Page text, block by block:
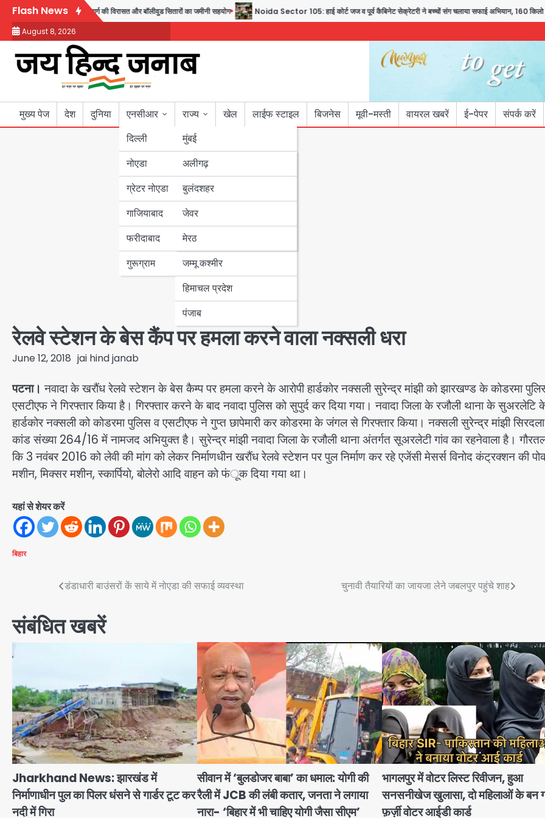
Skip
content
Flash News
220 तैयार; जुबीन गर्ग की विरासत और बॉलीवुड सितारों का जमीनी सहयोग Noida Sector 105: हाई कोर्ट जज व पूर्व कैबिनेट सेक्रेटरी ने बच्चों संग चलाया सफाई अभियान, 160 किलो कूड़ा
August 8, 2026
मुख्य पेज देश दुनिया
एनसीआर
दिल्ली
नोएडा
ग्रेटर नोएडा
गाजियाबाद
फरीदाबाद
गुरूग्राम
राज्य
मुंबई
उत्तर प्रदेश
अलीगढ़
बुलंदशहर
जेवर
मेरठ
बिहार
पंजाब
हरियाणा
जम्मू कश्मीर
हिमाचल प्रदेश
पंजाब
खेल लाईफ स्टाइल बिजनेस मूवी-मस्ती वायरल खबरें ई-पेपर संपर्क करें
रेलवे स्टेशन के बेस कैंप पर हमला करने वाला नक्सली धरा
June 12, 2018 jai hind janab
पटना। नवादा के खरौंध रेलवे स्टेशन के बेस कैम्प पर हमला करने के आरोपी हार्डकोर नक्सली सुरेन्द्र मांझी को झारखण्ड के कोडरमा
एसटीएफ ने गिरफ्तार किया है। गिरफ्तार करने के बाद नवादा पुलिस को सुपुर्द कर दिया गया। नवादा जिला के रजौली थाना के सुअरलेटि
हार्डकोर नक्सली को कोडरमा पुलिस व एसटीएफ ने गुप्त छापेमारी कर कोडरमा के जंगल से गिरफ्तार किया। नक्सली सुरेन्द्र मांझी
कांड संख्या 264/16 में नामजद अभियुक्त है। सुरेन्द्र मांझी नवादा जिला के रजौली थाना अंतर्गत सूअरलेटी गांव का रहनेवाला है।
कि 3 नवंबर 2016 को लेवी की मांग को लेकर निर्माणधीन खरौंध रेलवे स्टेशन पर पुल निर्माण कर रहे एजेंसी मेसर्स विनोद कंट्रक्शन की
मशीन, मिक्सर मशीन, स्कार्पियो, बोलेरो आदि वाहन को फंूक दिया गया था।
यहां से शेयर करें
बिहार
navigation
डंडाधारी बाउंसरों कें साये में नोएडा की सफाई व्यवस्था चुनावी तैयारियों का जायजा लेने जबलपुर पहुंचे शाह
संबंधित खबरें
Jharkhand News: झारखंड में
निर्माणाधीन पुल का पिलर धंसने से गार्डर टूट कर
नदी में गिरा
सीवान में ‘बुलडोजर बाबा’ का धमाल: योगी की
रैली में JCB की लंबी कतार, जनता ने लगाया
नारा- ‘बिहार में भी चाहिए योगी जैसा सीएम’
भागलपुर में वोटर लिस्ट रिवीजन, हुआ
सनसनीखेज खुलासा, दो महिलाओं के बन
फ़र्ज़ी वोटर आईडी कार्ड